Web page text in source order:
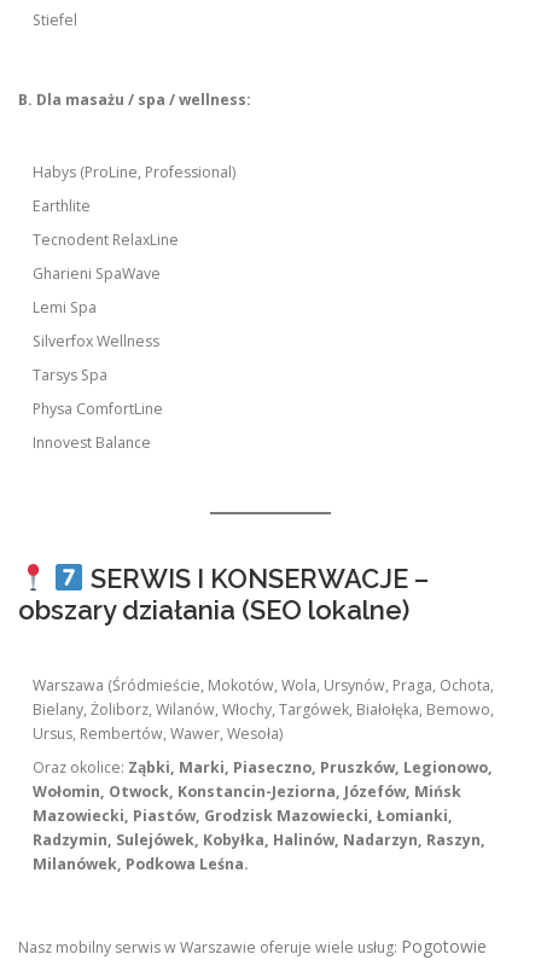
Stiefel
B. Dla masażu / spa / wellness:
Habys (ProLine, Professional)
Earthlite
Tecnodent RelaxLine
Gharieni SpaWave
Lemi Spa
Silverfox Wellness
Tarsys Spa
Physa ComfortLine
Innovest Balance
SERWIS I KONSERWACJE –
obszary działania (SEO lokalne)
Warszawa (Śródmieście, Mokotów, Wola, Ursynów, Praga, Ochota,
Bielany, Żoliborz, Wilanów, Włochy, Targówek, Białołęka, Bemowo,
Ursus, Rembertów, Wawer, Wesoła)
Oraz okolice: Ząbki, Marki, Piaseczno, Pruszków, Legionowo,
Wołomin, Otwock, Konstancin-Jeziorna, Józefów, Mińsk
Mazowiecki, Piastów, Grodzisk Mazowiecki, Łomianki,
Radzymin, Sulejówek, Kobyłka, Halinów, Nadarzyn, Raszyn,
Milanówek, Podkowa Leśna.
Nasz mobilny serwis w Warszawie oferuje wiele usług: Pogotowie